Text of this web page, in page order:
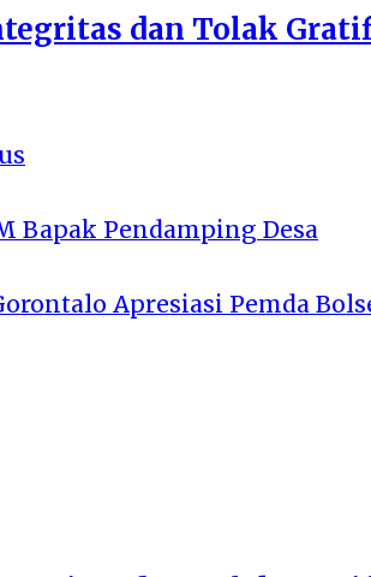
dan Tolak
Bapak Pendamping Desa
Apresiasi Pemda